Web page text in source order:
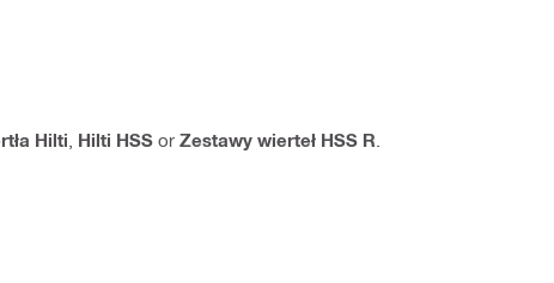
Hilti Hilti HSS or Zestawy wierteł HSS R